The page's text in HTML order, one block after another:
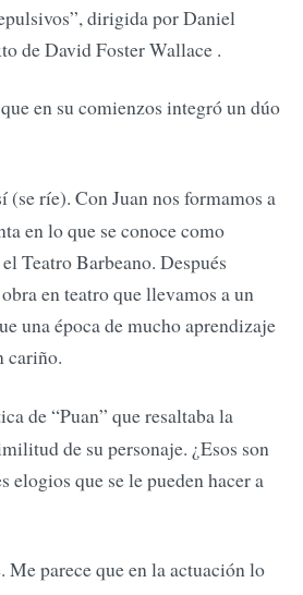
dirigida por Daniel
de David Foster Wallace .
en su comienzos integró un dúo
(se ríe). Con Juan nos formamos a
en lo que se conoce como
Teatro Barbeano. Después
en teatro que llevamos a un
una época de mucho aprendizaje
cariño.
de “Puan” que resaltaba la
de su personaje. ¿Esos son
elogios que se le pueden hacer a
Me parece que en la actuación lo